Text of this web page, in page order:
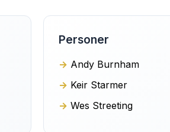
Personer
Andy Burnham
Keir Starmer
Wes Streeting